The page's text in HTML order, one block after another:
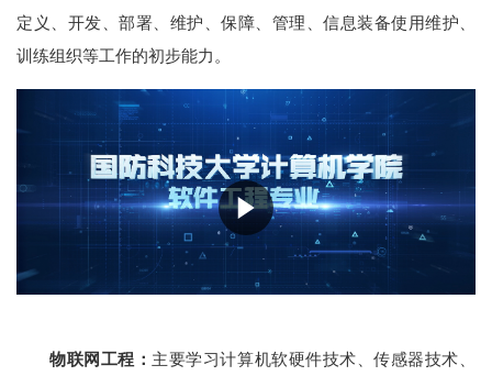
定义、开发、部署、维护、保障、管理、信息装备使用维护、
训练组织等工作的初步能力。
物联网工程： 主要学习计算机软硬件技术、传感器技术、